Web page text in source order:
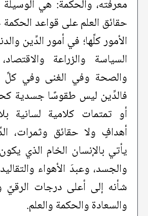
معرفته، والحكمة: هي
حقائق العلم على قواعد
الأمور كلِّها؛ في أمور الدِّين
السياسة والزراعة
والصحة وفي الغنى وفي كلِّ
فالدِّين ليس طقوسًا جسدية
أو تمتمات كلامية لسانية
أهدافٍ ولا حقائق وثمرات،
يأتي بالإنسان الخام الذي
والجسد، وعبدَ الأهواء
شأنه إلى أعلى درجات الرقيِّ
والسعادة والحكمة والعلم.